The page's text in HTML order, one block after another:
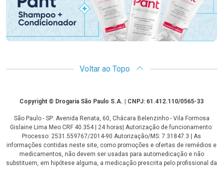
Voltar ao Topo
CopyrightCopyright © Drogaria São Paulo S.A. | CNPJ: 61.412.110/0565-33
São Paulo - SP: Avenida Renata, 60, Chácara Belenzinho - Vila Formosa
Gislaine Lima Meo CRF 40.354 | 24 horas| Autorização de funcionamento:
Processo: 2531.559767/2014-90 Autorização/MS: 7.31847.3 | As
informações contidas neste site, como promoções e ofertas de remédios e
medicamentos, não devem ser usadas para automedicação e não
substituem, em hipótese alguma, a medicação prescrita pelo profissional da